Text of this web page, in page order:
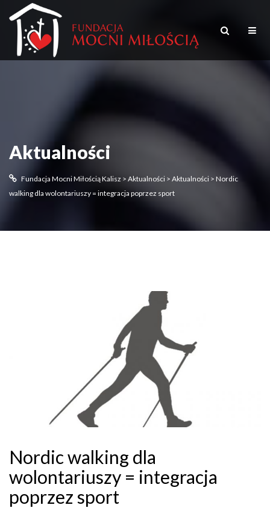
Aktualności
Fundacja Mocni Miłością Kalisz > Aktualności > Aktualności > Nordic
walking dla wolontariuszy = integracja poprzez sport
Nordic walking dla
wolontariuszy = integracja
poprzez sport